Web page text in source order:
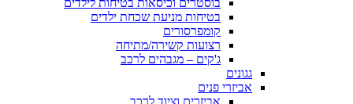
בוסטרים וכיסאות בטיחות לילדים
בטיחות מניעת שכחת ילדים
קומפרסורים
רצועות קשירה/מתיחה
ג'קים – מגבהים לרכב
גגונים
אביזרי פנים
אביזרים וציוד לרכב